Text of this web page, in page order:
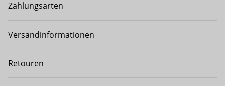
Zahlungsarten
Versandinformationen
Retouren